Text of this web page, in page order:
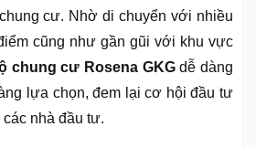
cư. Nhờ di chuyển với nhiều
cũng như gần gũi với khu vực
chung cư Rosena GKGdễ dàng
lựa chọn, đem lại cơ hội đầu tư
nhà đầu tư.